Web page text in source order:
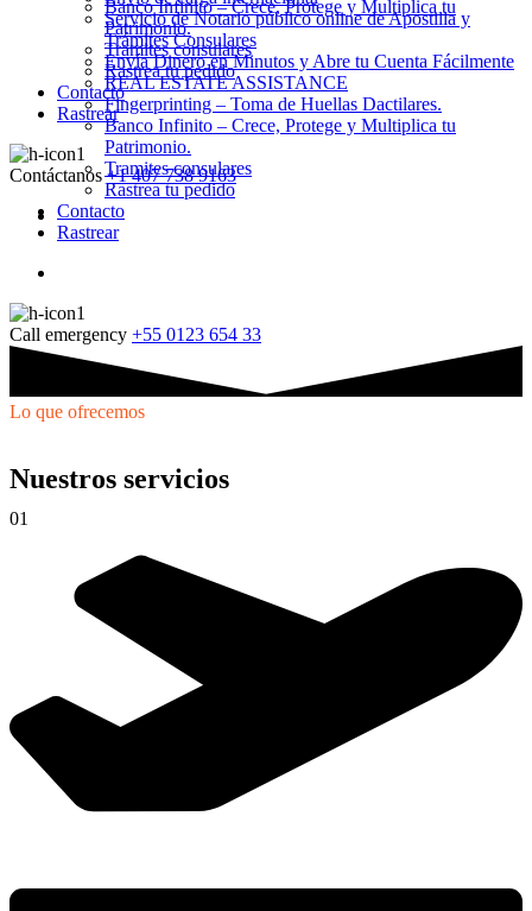
Banco Infinito – Crece, Protege y Multiplica tu
Patrimonio.
Tramites consulares
Rastrea tu pedido
Contacto
Rastrear
Contáctanos +1 407 738 9163
Servicio de Notario público online de Apostilla y
Trámites Consulares
Envía Dinero en Minutos y Abre tu Cuenta Fácilmente
REAL ESTATE ASSISTANCE
Fingerprinting – Toma de Huellas Dactilares.
Banco Infinito – Crece, Protege y Multiplica tu
Patrimonio.
Tramites consulares
Rastrea tu pedido
Contacto
Rastrear
Call emergency +55 0123 654 33
Lo que ofrecemos
Nuestros servicios
01